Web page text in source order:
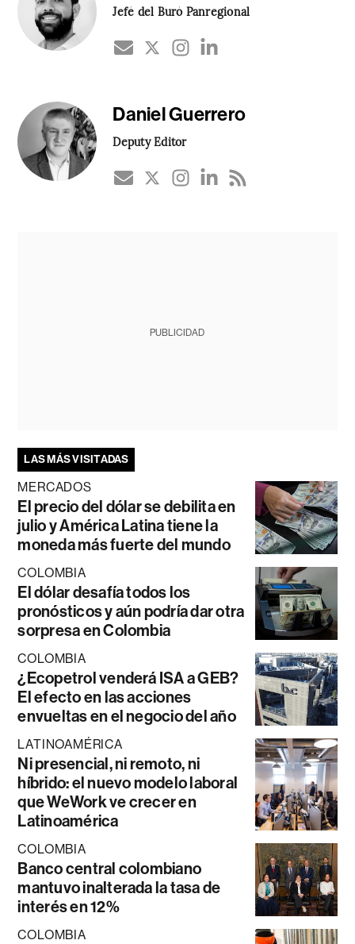
Jefé del Buró Panregional
Daniel Guerrero
Deputy Editor
PUBLICIDAD
LAS MÁS VISITADAS
MERCADOS
El precio del dólar se debilita en
julio y América Latina tiene la
moneda más fuerte del mundo
COLOMBIA
El dólar desafía todos los
pronósticos y aún podría dar otra
sorpresa en Colombia
COLOMBIA
¿Ecopetrol venderá ISA a GEB?
El efecto en las acciones
envueltas en el negocio del año
LATINOAMÉRICA
Ni presencial, ni remoto, ni
híbrido: el nuevo modelo laboral
que WeWork ve crecer en
Latinoamérica
COLOMBIA
Banco central colombiano
mantuvo inalterada la tasa de
interés en 12%
COLOMBIA